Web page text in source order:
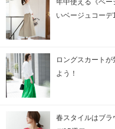
年中使える《ベ
いベージュコーデ
ロングスカート
よう！
春スタイルはブラ